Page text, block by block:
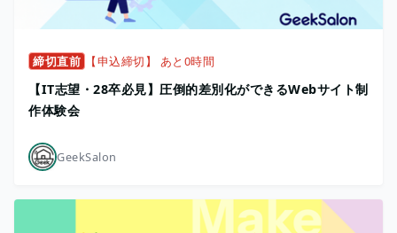
締切直前 【申込締切】 あと0時間
【IT志望・28卒必見】圧倒的差別化ができるWebサイト制
作体験会
GeekSalon